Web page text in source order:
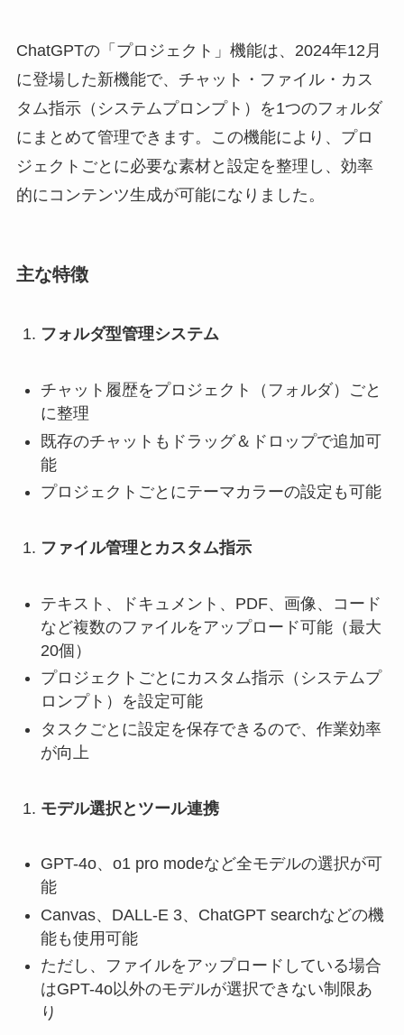
ChatGPTの「プロジェクト」機能は、2024年12月
に登場した新機能で、チャット・ファイル・カス
タム指示（システムプロンプト）を1つのフォルダ
にまとめて管理できます。この機能により、プロ
ジェクトごとに必要な素材と設定を整理し、効率
的にコンテンツ生成が可能になりました。
主な特徴
フォルダ型管理システム
チャット履歴をプロジェクト（フォルダ）ごと
に整理
既存のチャットもドラッグ＆ドロップで追加可
能
プロジェクトごとにテーマカラーの設定も可能
ファイル管理とカスタム指示
テキスト、ドキュメント、PDF、画像、コード
など複数のファイルをアップロード可能（最大
20個）
プロジェクトごとにカスタム指示（システムプ
ロンプト）を設定可能
タスクごとに設定を保存できるので、作業効率
が向上
モデル選択とツール連携
GPT-4o、o1 pro modeなど全モデルの選択が可
能
Canvas、DALL-E 3、ChatGPT searchなどの機
能も使用可能
ただし、ファイルをアップロードしている場合
はGPT-4o以外のモデルが選択できない制限あ
り